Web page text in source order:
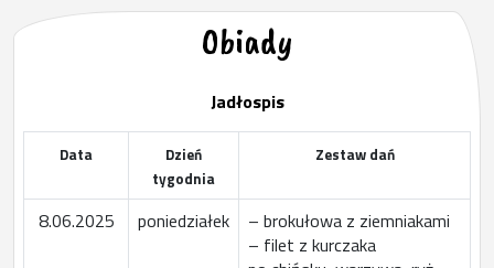
Obiady
Jadłospis
Data
Dzień
tygodnia
Zestaw dań
8.06.2025 poniedziałek
– brokułowa z ziemniakami
– filet z kurczaka